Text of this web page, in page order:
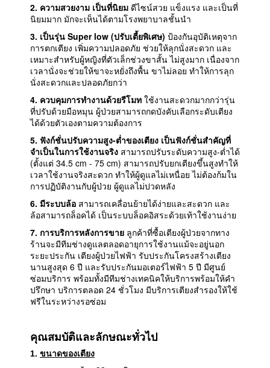
2. ความสวยงาม เป็นที่นิยม ดีไซน์สวย แข็งแรง และเป็นที่
นิยมมาก มักจะเห็นได้ตามโรงพยาบาลชั้นนำ
3. เป็นรุ่น Super low (ปรับเตี้ยพิเศษ) ป้องกันอุบัติเหตุจาก
การตกเตียง เพิ่มความปลอดภัย ช่วยให้ลุกนั่งสะดวก และ
เหมาะสำหรับผู้หญิงที่ตัวเล็กช่วงขาสั้น ไม่สูงมาก เนื่องจาก
เวลานั่งจะช่วยให้ขาจะหยั่งถึงพื้น ขาไม่ลอย ทำให้การลุก
นั่งสะดวกและปลอดภัยกว่า
4. ควบคุมการทำงานด้วยรีโมท ใช้งานสะดวกมากกว่ารุ่น
ที่ปรับด้วยมือหมุน ผู้ป่วยสามารถกดบังคับเลือกระดับเตียง
ได้ด้วยตัวเองตามความต้องการ
5. ฟังก์ชั่นปรับความสูง-ต่ำของเตียง เป็นฟังก์ชั่นสำคัญที่
จำเป็นในการใช้งานจริง สามารถปรับระดับความสูง-ต่ำได้
(ตั้งแต่ 34.5 cm - 75 cm) สามารถปรับยกเตียงขึ้นสูงทำให้
เวลาใช้งานจริงสะดวก ทำให้ผู้ดูแลไม่เหนื่อย ไม่ต้องก้มใน
การปฏิบัติงานกับผู้ป่วย ผู้ดูแลไม่ปวดหลัง
6. มีระบบล้อ สามารถเคลื่อนย้ายได้ง่ายและสะดวก และ
ล้อสามารถล็อคได้ เป็นระบบล็อคอิสระด้วยเท้าใช้งานง่าย
7. การบริการหลังการขาย ลูกค้าที่ซื้อเตียงผู้ป่วยจากทาง
ร้านจะมีทีมช่างดูแลตลอดอายุการใช้งานแม้จะอยู่นอก
ระยะประกัน เตียงผู้ป่วยไฟฟ้า รับประกันโครงสร้างเตียง
นานสูงสุด 6 ปี และรับประกันมอเตอร์ไฟฟ้า 5 ปี มีศูนย์
ซ่อมบริการ พร้อมทั้งมีทีมช่างเทคนิคให้บริการพร้อมให้คำ
ปรึกษา บริการตลอด 24 ชั่วโมง มีบริการเตียงสำรองให้ใช้
ฟรีในระหว่างรอซ่อม
คุณสมบัติและลักษณะทั่วไป
1. ขนาดของเตียง